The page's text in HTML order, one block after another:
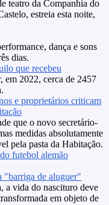
teatro da Companhia do
estreia esta noite,
dança e sons
dias.
que recebeu
em 2022, cerca de 2457
e proprietários criticam
que o novo secretário-
medidas absolutamente
pela pasta da Habitação.
futebol alemão
"barriga de aluguer"
a vida do nascituro deve
em objeto de